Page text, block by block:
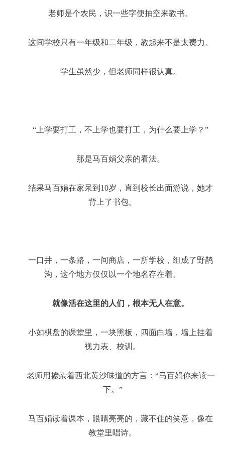
老师是个农民，识一些字便抽空来教书。
这间学校只有一年级和二年级，教起来不是太费力。
学生虽然少，但老师同样很认真。
“上学要打工，不上学也要打工，为什么要上学？”
那是马百娟父亲的看法。
结果马百娟在家呆到10岁，直到校长出面游说，她才
背上了书包。
一口井，一条路，一间商店，一所学校，组成了野鹊
沟，这个地方仅仅以一个地名存在着。
就像活在这里的人们，根本无人在意。
小如棋盘的课堂里，一块黑板，四面白墙，墙上挂着
视力表、校训。
老师用掺杂着西北黄沙味道的方言：“马百娟你来读一
下。”
马百娟读着课本，眼睛亮亮的，藏不住的笑意，像在
教堂里唱诗。